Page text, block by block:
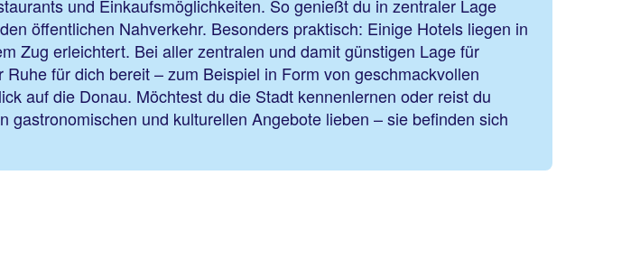
und Einkaufsmöglichkeiten. So genießt du in zentraler Lage
öffentlichen Nahverkehr. Besonders praktisch: Einige Hotels liegen in
Zug erleichtert. Bei aller zentralen und damit günstigen Lage für
für dich bereit – zum Beispiel in Form von geschmackvollen
auf die Donau. Möchtest du die Stadt kennenlernen oder reist du
und kulturellen Angebote lieben – sie befinden sich